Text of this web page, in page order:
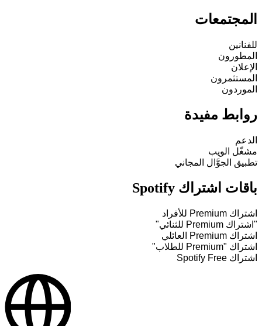
المجتمعات
للفنانين
المطورون
الإعلان
المستثمرون
الموردون
روابط مفيدة
الدعم
مشغّل الويب
تطبيق الجوَّال المجاني
باقات اشتراك Spotify
اشتراك Premium للأفراد
"اشتراك Premium للثنائي"
اشتراك Premium العائلي
اشتراك "Premium للطلاب"
اشتراك Spotify Free